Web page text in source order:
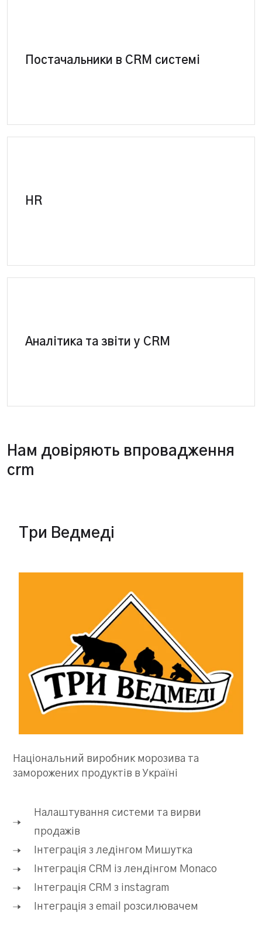
Постачальники в CRM системі
Управління цінами та закупівлями в CRM.
Автоматичне надсилання замовлення
HR
Підбір персоналу у системі. Створення бази
Аналітика та звіти у CRM
ефективності. Створення та сегментація звітів за
ключовими показниками. Повний аналіз роботи
Нам довіряють впровадження
crm
Три Ведмеді
Національний виробник морозива та
заморожених продуктів в Україні
Налаштування системи та вирви
продажів
Інтеграція з ледінгом Мишутка
Інтеграція CRM із лендінгом Monaco
Інтеграція CRM з instagram
Інтеграція з email розсилювачем